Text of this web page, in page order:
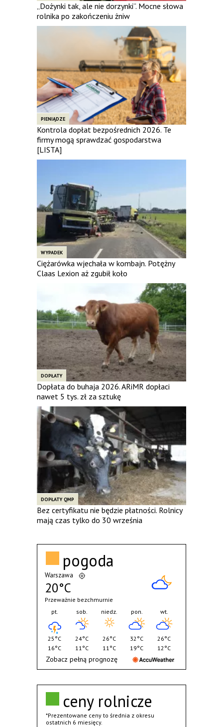
„Dożynki tak, ale nie dorzynki”. Mocne słowa
rolnika po zakończeniu żniw
PIENIĄDZE
Kontrola dopłat bezpośrednich 2026. Te
firmy mogą sprawdzać gospodarstwa
[LISTA]
WYPADEK
Ciężarówka wjechała w kombajn. Potężny
Claas Lexion aż zgubił koło
DOPŁATY
Dopłata do buhaja 2026. ARiMR dopłaci
nawet 5 tys. zł za sztukę
DOPŁATY QMP
Bez certyfikatu nie będzie płatności. Rolnicy
mają czas tylko do 30 września
ceny rolnicze
*Prezentowane ceny to średnia z okresu
ostatnich 6 miesięcy.
pogoda
Warszawa
20°C
Przeważnie bezchmurnie
pt.
25°C
16°C
sob.
24°C
11°C
niedz.
26°C
11°C
pon.
32°C
19°C
wt.
26°C
12°C
Zobacz pełną prognozę